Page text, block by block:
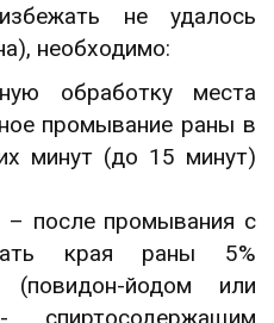
не удалось
необходимо:
обработку места
промывание раны в
минут (до 15 минут)
– после промывания с
края раны 5%
(повидон-йодом или